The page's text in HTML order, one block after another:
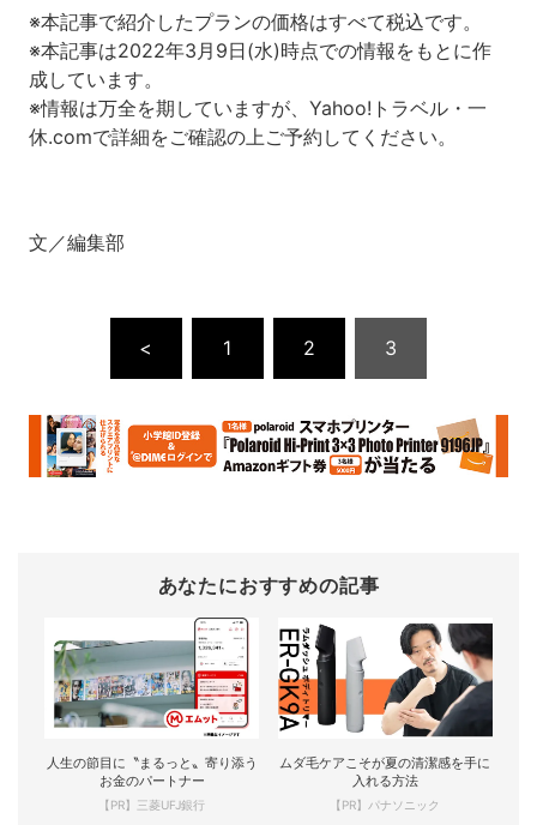
※本記事で紹介したプランの価格はすべて税込です。
※本記事は2022年3月9日(水)時点での情報をもとに作
成しています。
※情報は万全を期していますが、Yahoo!トラベル・一
休.comで詳細をご確認の上ご予約してください。
文／編集部
< 1 2 3
あなたにおすすめの記事
人生の節目に〝まるっと〟寄り添う
お金のパートナー
【PR】三菱UFJ銀行
ムダ毛ケアこそが夏の清潔感を手に
入れる方法
【PR】パナソニック